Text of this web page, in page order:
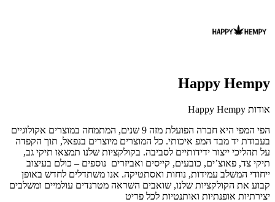
Happy Hempy
אודות Happy Hempy
הפי המפי היא חברה הפועלת מזה 9 שנים, המתמחה במוצרים אקולוגיים
בעבודת יד מבד המפ איכותי. כל המוצרים מיוצרים בנפאל, תוך הקפדה
על תהליכי ייצור ידידותיים לסביבה. בקולקציות שלנו תמצאו תיקי גב,
תיקי צד, פאוצ’ים, כובעים, קייסים ואביזרים נוספים – כולם בעיצוב
ייחודי המשלב עמידות, נוחות ואסתטיקה. אנו משתדלים לחדש באופן
קבוע את הקולקציות שלנו, שואבים השראה מטרנדים עולמיים ומשלבים
יצירתיות אופנתיות ואותנטיות לכל פריט